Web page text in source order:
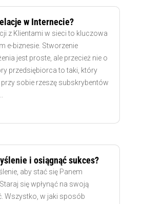
w Internecie?
z Klientami w sieci to kluczowa
e-biznesie. Stworzenie
jest proste, ale przecież nie o
przedsiębiorca to taki, który
sobie rzeszę subskrybentów
i osiągnąć sukces?
aby stać się Panem
się wpłynąć na swoją
Wszystko, w jaki sposób